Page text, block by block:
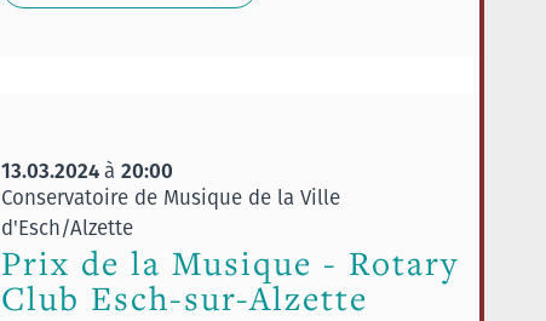
13.03.2024à 20:00
Conservatoire de Musique de la Ville
d'Esch/Alzette
Prix de la Musique - Rotary
Club Esch-sur-Alzette